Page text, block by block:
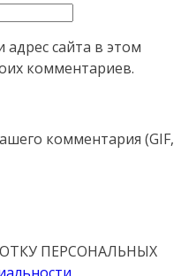
сайта в этом
комментариев.
комментария (GIF,
ПЕРСОНАЛЬНЫХ